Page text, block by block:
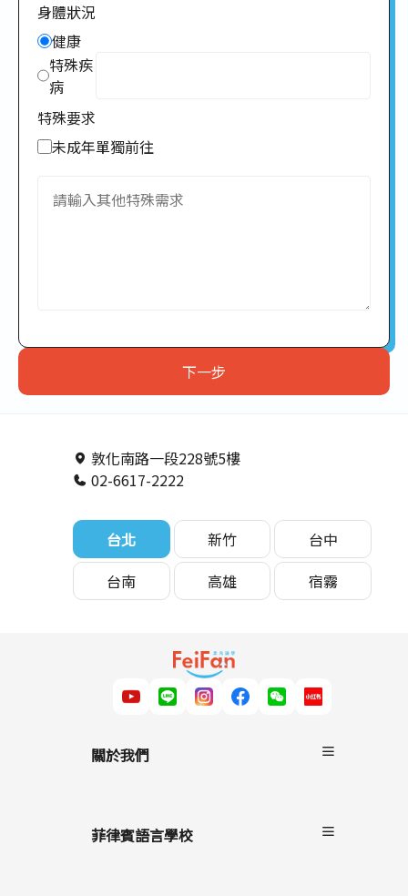
16
21
22
24
25
26
32
五人房
六人房
家庭房
其他
身體狀況
健康
特殊疾
病
特殊要求
未成年單獨前往
下一步
台北 新竹
台中
台南
高雄 宿霧
02-6617-2222
敦化南路一段228號5樓
關於我們
服務流程
雙國遊學
菲律賓語言學校